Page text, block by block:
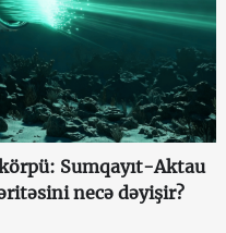
Sumqayıt-Aktau
necə dəyişir?